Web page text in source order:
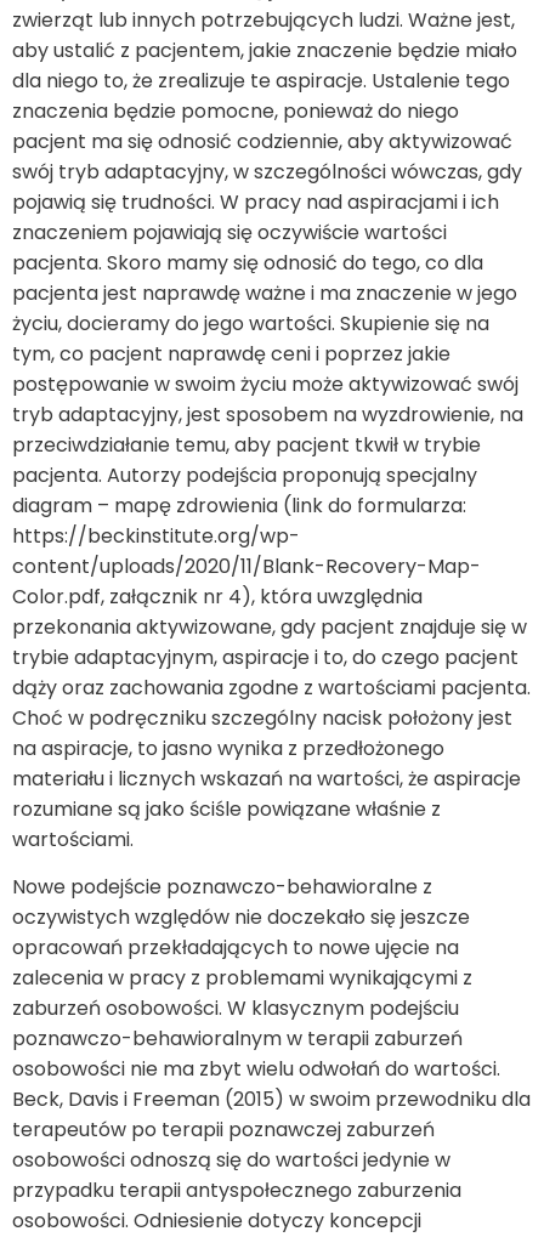
zwierząt lub innych potrzebujących ludzi. Ważne jest,
aby ustalić z pacjentem, jakie znaczenie będzie miało
dla niego to, że zrealizuje te aspiracje. Ustalenie tego
znaczenia będzie pomocne, ponieważ do niego
pacjent ma się odnosić codziennie, aby aktywizować
swój tryb adaptacyjny, w szczególności wówczas, gdy
pojawią się trudności. W pracy nad aspiracjami i ich
znaczeniem pojawiają się oczywiście wartości
pacjenta. Skoro mamy się odnosić do tego, co dla
pacjenta jest naprawdę ważne i ma znaczenie w jego
życiu, docieramy do jego wartości. Skupienie się na
tym, co pacjent naprawdę ceni i poprzez jakie
postępowanie w swoim życiu może aktywizować swój
tryb adaptacyjny, jest sposobem na wyzdrowienie, na
przeciwdziałanie temu, aby pacjent tkwił w trybie
pacjenta. Autorzy podejścia proponują specjalny
diagram – mapę zdrowienia (link do formularza:
https://beckinstitute.org/wp-
content/uploads/2020/11/Blank-Recovery-Map-
Color.pdf, załącznik nr 4), która uwzględnia
przekonania aktywizowane, gdy pacjent znajduje się w
trybie adaptacyjnym, aspiracje i to, do czego pacjent
dąży oraz zachowania zgodne z wartościami pacjenta.
Choć w podręczniku szczególny nacisk położony jest
na aspiracje, to jasno wynika z przedłożonego
materiału i licznych wskazań na wartości, że aspiracje
rozumiane są jako ściśle powiązane właśnie z
wartościami.
Nowe podejście poznawczo-behawioralne z
oczywistych względów nie doczekało się jeszcze
opracowań przekładających to nowe ujęcie na
zalecenia w pracy z problemami wynikającymi z
zaburzeń osobowości. W klasycznym podejściu
poznawczo-behawioralnym w terapii zaburzeń
osobowości nie ma zbyt wielu odwołań do wartości.
Beck, Davis i Freeman (2015) w swoim przewodniku dla
terapeutów po terapii poznawczej zaburzeń
osobowości odnoszą się do wartości jedynie w
przypadku terapii antyspołecznego zaburzenia
osobowości. Odniesienie dotyczy koncepcji